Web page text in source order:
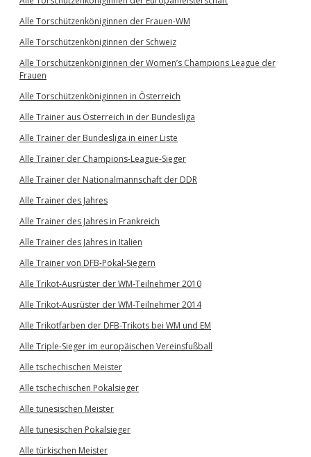
Alle Torschützenköniginnen der Frauen-WM
Alle Torschützenköniginnen der Schweiz
Alle Torschützenköniginnen der Women’s Champions League der
Frauen
Alle Torschützenköniginnen in Österreich
Alle Trainer aus Österreich in der Bundesliga
Alle Trainer der Bundesliga in einer Liste
Alle Trainer der Champions-League-Sieger
Alle Trainer der Nationalmannschaft der DDR
Alle Trainer des Jahres
Alle Trainer des Jahres in Frankreich
Alle Trainer des Jahres in Italien
Alle Trainer von DFB-Pokal-Siegern
Alle Trikot-Ausrüster der WM-Teilnehmer 2010
Alle Trikot-Ausrüster der WM-Teilnehmer 2014
Alle Trikotfarben der DFB-Trikots bei WM und EM
Alle Triple-Sieger im europäischen Vereinsfußball
Alle tschechischen Meister
Alle tschechischen Pokalsieger
Alle tunesischen Meister
Alle tunesischen Pokalsieger
Alle türkischen Meister